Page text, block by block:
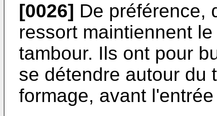
[0026] De préférence,
ressort maintiennent
tambour. Ils ont pour
se détendre autour du
formage, avant